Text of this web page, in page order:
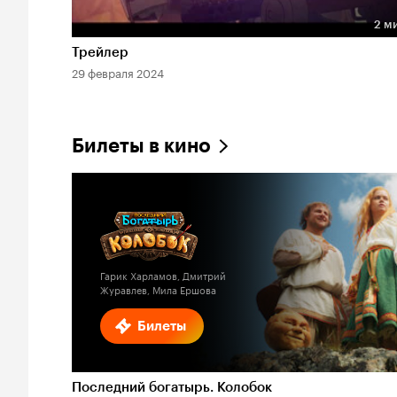
Длительность 2 мин
2
Трейлер
29 февраля 2024
Билеты в кино
Билеты
Гарик Харламов, Дмитрий
Журавлев, Мила Ершова
Последний богатырь. Колобок